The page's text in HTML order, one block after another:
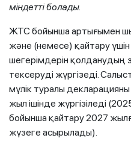
міндетті болады.
ЖТС бойынша артығымен
және (немесе) қайтару
шегерімдерін қолданудың
тексеруді жүргізеді.
мүлік туралы декларацияны
жыл ішінде жүргізіледі
бойынша қайтару 2027
жүзеге асырылады).